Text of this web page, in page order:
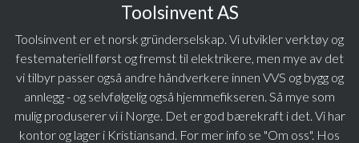
Toolsinvent AS
Toolsinvent er et norsk gründerselskap. Vi utvikler verktøy og
festemateriell først og fremst til elektrikere, men mye av det
vi tilbyr passer også andre håndverkere innen VVS og bygg og
annlegg - og selvfølgelig også hjemmefikseren. Så mye som
mulig produserer vi i Norge. Det er god bærekraft i det. Vi har
kontor og lager i Kristiansand. For mer info se "Om oss". Hos